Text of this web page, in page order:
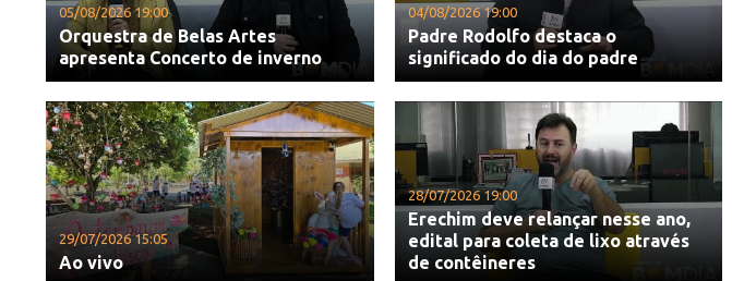
05/08/2026 19:00
Orquestra de Belas Artes
apresenta Concerto de inverno
04/08/2026 19:00
Padre Rodolfo destaca o
significado do dia do padre
29/07/2026 15:05
Ao vivo
28/07/2026 19:00
Erechim deve relançar nesse ano,
edital para coleta de lixo através
de contêineres